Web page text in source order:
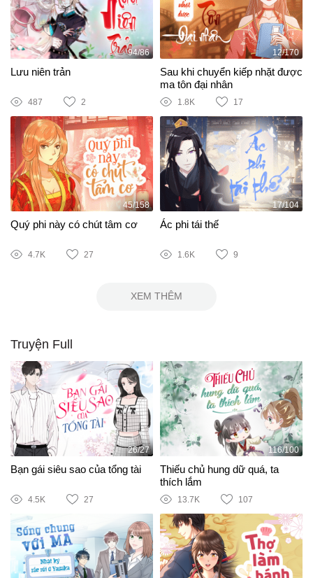
94/86
Lưu niên trản
487 2
12/170
Sau khi chuyển kiếp nhặt được
ma tôn đại nhân
1.8K 17
45/158
Quý phi này có chút tâm cơ
4.7K 27
17/104
Ác phi tái thế
1.6K 9
XEM THÊM
Truyện Full
26/27
Bạn gái siêu sao của tổng tài
4.5K 27
116/100
Thiếu chủ hung dữ quá, ta
thích lắm
13.7K 107